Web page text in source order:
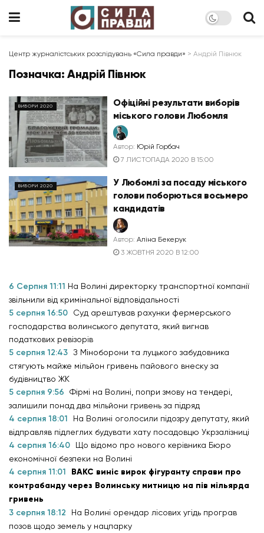
Центр журналістських розслідувань «Сила правди» > Андрій Півнюк
Позначка: Андрій Півнюк
ВИБОРИ 2020
Офіційні результати виборів
міського голови Любомля
Автор: Юрій Горбач
7 ЛИСТОПАДА 2020 В 15:00
ВИБОРИ 2020
У Любомлі за посаду міського
голови поборються восьмеро
кандидатів
Автор: Аліна Бекерук
3 ЖОВТНЯ 2020 В 12:00
6 Серпня 11:11 На Волині директорку транспортної компанії
звільнили від кримінальної відповідальності
5 серпня 16:50
Суд арештував рахунки фермерського
господарства волинського депутата, який вигнав
податкових ревізорів
5 серпня 12:43 З Міноборони та луцького забудовника
стягують майже мільйон гривень пайового внеску за
будівництво ЖК
5 серпня 9:56
Фірмі на Волині, попри змову на тендері,
залишили понад два мільйони гривень за підряд
4 серпня 18:01
На Волині оголосили підозру депутату, який
відправляв підлеглих будувати хату посадовцю Укрзалізниці
4 серпня 16:40
Що відомо про нового керівника Бюро
економічної безпеки на Волині
4 серпня 11:01
ВАКС виніс вирок фігуранту справи про
контрабанду через Волинську митницю на пів мільярда
гривень
3 серпня 18:12
На Волині орендар лісових угідь програв
позов щодо земель у нацпарку